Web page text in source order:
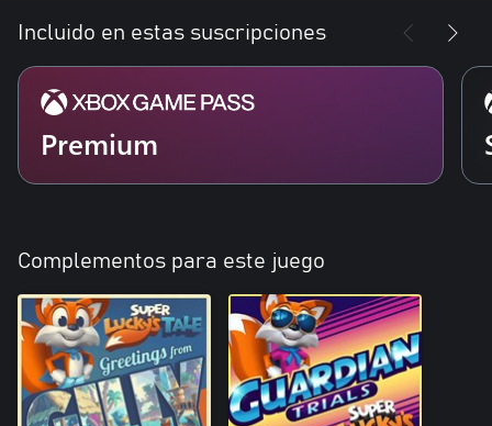
Incluido en estas suscripciones
Premium
Complementos para este juego